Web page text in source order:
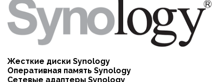
Жесткие диски Synology
Оперативная память Synology
Сетевые адаптеры Synology